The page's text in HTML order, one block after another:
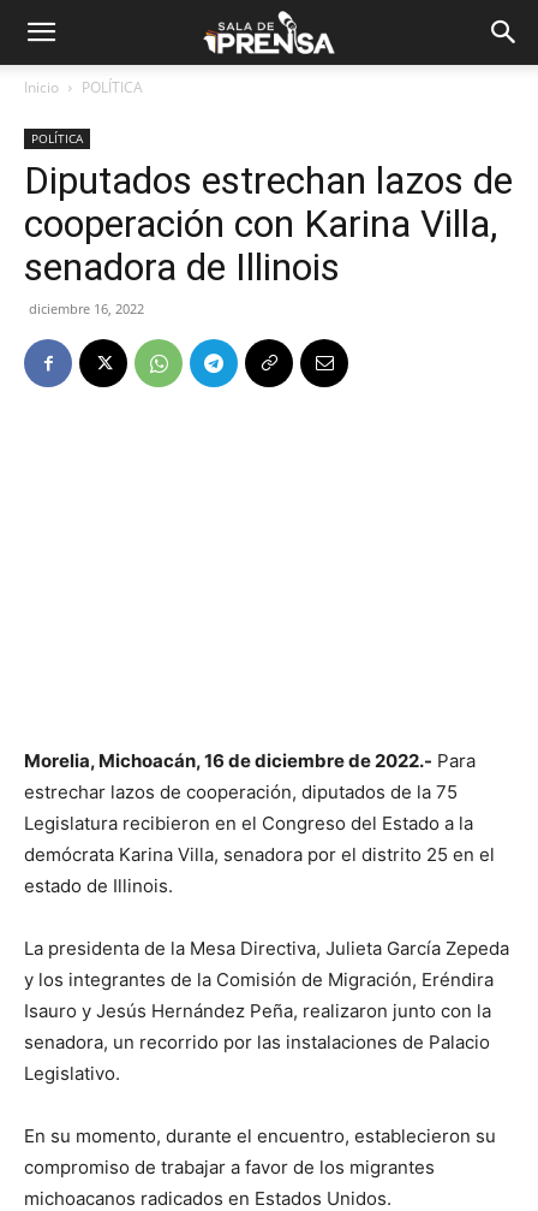
Inicio POLÍTICA
POLÍTICA
Diputados estrechan lazos de
cooperación con Karina Villa,
senadora de Illinois
diciembre 16, 2022
Morelia, Michoacán, 16 de diciembre de 2022.- Para
estrechar lazos de cooperación, diputados de la 75
Legislatura recibieron en el Congreso del Estado a la
demócrata Karina Villa, senadora por el distrito 25 en el
estado de Illinois.
La presidenta de la Mesa Directiva, Julieta García Zepeda
y los integrantes de la Comisión de Migración, Eréndira
Isauro y Jesús Hernández Peña, realizaron junto con la
senadora, un recorrido por las instalaciones de Palacio
Legislativo.
En su momento, durante el encuentro, establecieron su
compromiso de trabajar a favor de los migrantes
michoacanos radicados en Estados Unidos.